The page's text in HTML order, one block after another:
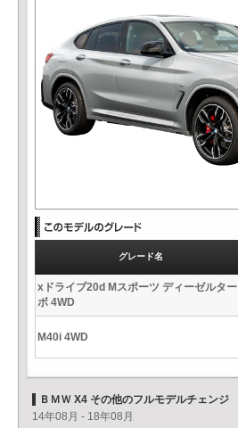
グレード名
xドライブ20d Mスポーツ ディーゼルター
ボ 4WD
M40i 4WD
ＢＭＷ X4 その他のフルモデルチェンジ
14年08月 - 18年08月